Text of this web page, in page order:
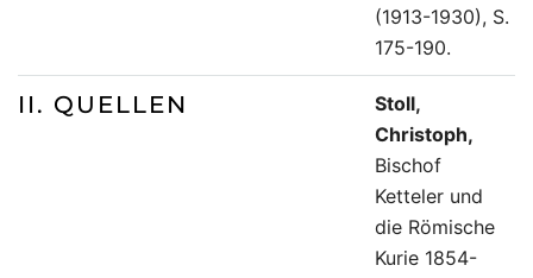
(1913-1930), S.
175-190.
II. QUELLEN
Stoll,
Christoph,
Bischof
Ketteler und
die Römische
Kurie 1854-